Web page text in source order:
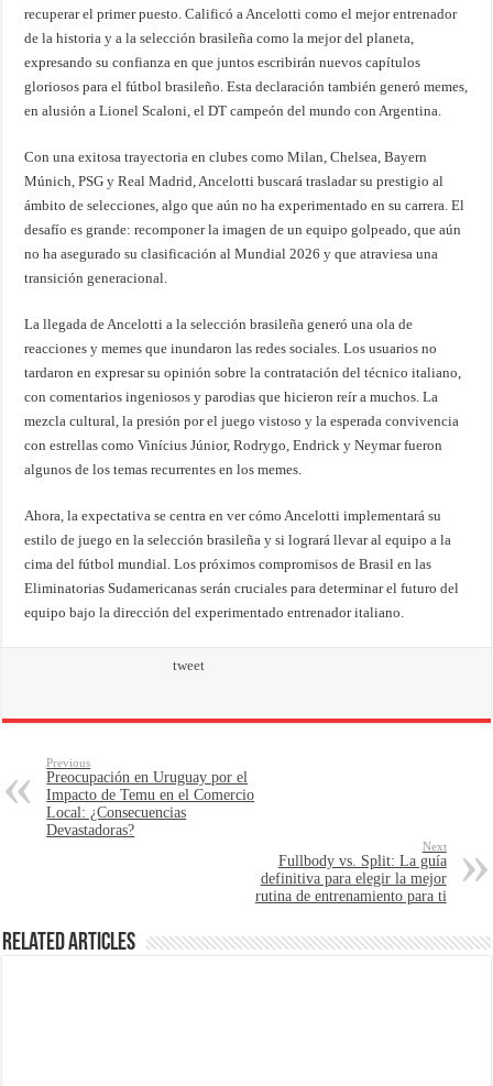
recuperar el primer puesto. Calificó a Ancelotti como el mejor entrenador
de la historia y a la selección brasileña como la mejor del planeta,
expresando su confianza en que juntos escribirán nuevos capítulos
gloriosos para el fútbol brasileño. Esta declaración también generó memes,
en alusión a Lionel Scaloni, el DT campeón del mundo con Argentina.
Con una exitosa trayectoria en clubes como Milan, Chelsea, Bayern
Múnich, PSG y Real Madrid, Ancelotti buscará trasladar su prestigio al
ámbito de selecciones, algo que aún no ha experimentado en su carrera. El
desafío es grande: recomponer la imagen de un equipo golpeado, que aún
no ha asegurado su clasificación al Mundial 2026 y que atraviesa una
transición generacional.
La llegada de Ancelotti a la selección brasileña generó una ola de
reacciones y memes que inundaron las redes sociales. Los usuarios no
tardaron en expresar su opinión sobre la contratación del técnico italiano,
con comentarios ingeniosos y parodias que hicieron reír a muchos. La
mezcla cultural, la presión por el juego vistoso y la esperada convivencia
con estrellas como Vinícius Júnior, Rodrygo, Endrick y Neymar fueron
algunos de los temas recurrentes en los memes.
Ahora, la expectativa se centra en ver cómo Ancelotti implementará su
estilo de juego en la selección brasileña y si logrará llevar al equipo a la
cima del fútbol mundial. Los próximos compromisos de Brasil en las
Eliminatorias Sudamericanas serán cruciales para determinar el futuro del
equipo bajo la dirección del experimentado entrenador italiano.
tweet
Previous
Preocupación en Uruguay por el
Impacto de Temu en el Comercio
Local: ¿Consecuencias
Devastadoras?
Next
Fullbody vs. Split: La guía
definitiva para elegir la mejor
rutina de entrenamiento para ti
Related Articles